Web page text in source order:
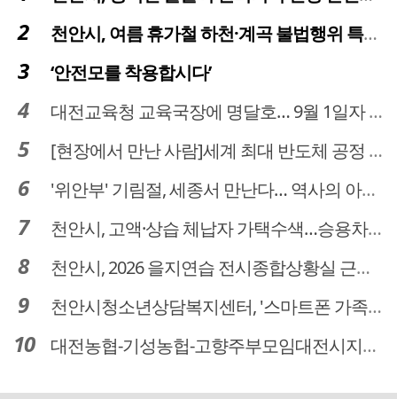
천안시, 여름 휴가철 하천·계곡 불법행위 특별단속
‘안전모를 착용합시다’
대전교육청 교육국장에 명달호… 9월 1일자 181명 인사
[현장에서 만난 사람]세계 최대 반도체 공정 장비 제조 기업 ASML 한종호 매니저
'위안부' 기림절, 세종서 만난다… 역사의 아픔 치유, '평화의 장'
천안시, 고액·상습 체납자 가택수색…승용차 압류·공매 착수
천안시, 2026 을지연습 전시종합상황실 근무자 사전교육
천안시청소년상담복지센터, '스마트폰 가족치유캠프' 운영
대전농협-기성농헙-고향주부모임대전시지회, 이심점심 중식지원 봉사활동